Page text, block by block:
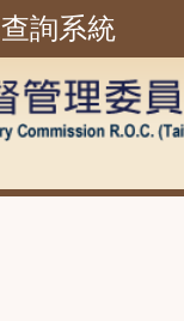
詢系統